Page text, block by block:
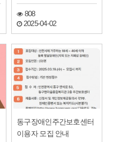
808
2025-04-02
동구장애인주간보호센터
이용자 모집 안내